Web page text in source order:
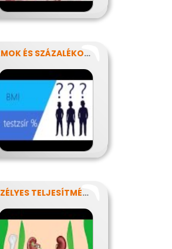
SZÁMOK ÉS SZÁZALÉKOK REJTELMEI
VESZÉLYES TELJESÍTMÉNY